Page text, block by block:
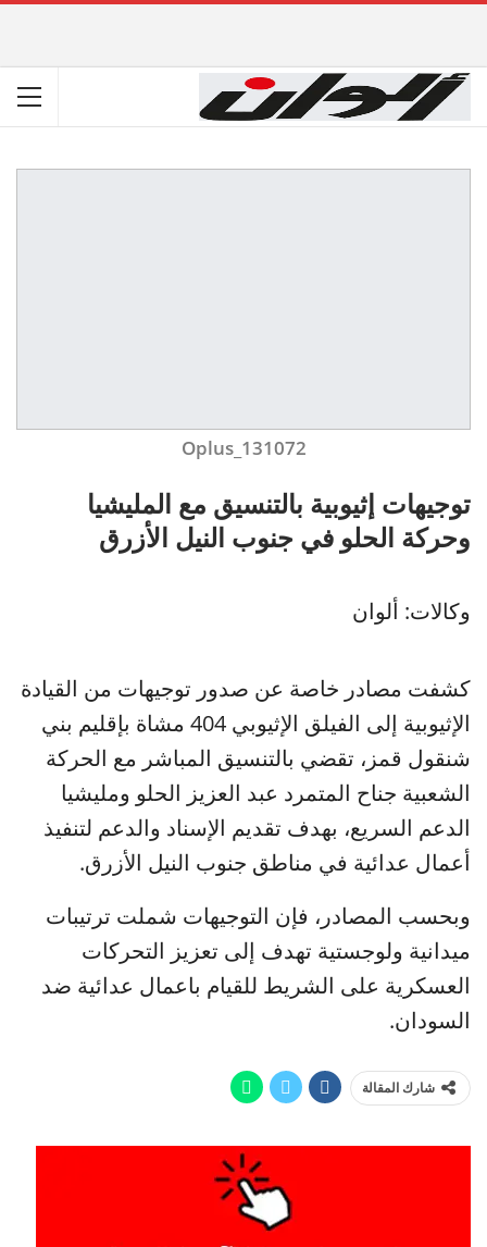
Oplus_131072
توجيهات إثيوبية بالتنسيق مع المليشيا
وحركة الحلو في جنوب النيل الأزرق
وكالات: ألوان
كشفت مصادر خاصة عن صدور توجيهات من القيادة
الإثيوبية إلى الفيلق الإثيوبي 404 مشاة بإقليم بني
شنقول قمز، تقضي بالتنسيق المباشر مع الحركة
الشعبية جناح المتمرد عبد العزيز الحلو ومليشيا
الدعم السريع، بهدف تقديم الإسناد والدعم لتنفيذ
أعمال عدائية في مناطق جنوب النيل الأزرق.
وبحسب المصادر، فإن التوجيهات شملت ترتيبات
ميدانية ولوجستية تهدف إلى تعزيز التحركات
العسكرية على الشريط للقيام باعمال عدائية ضد
السودان.
شارك المقالة